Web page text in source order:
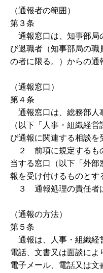
（通報者の範囲）
第３条
通報窓口は、知事部局
び退職者（知事部局の職
の者に限る。）からの通
（通報窓口）
第４条
通報窓口は、総務部人
（以下「人事・組織経
び通報に関連する相談を
２ 前項に規定するも
当する窓口（以下「外部
報を受け付けるものとす
３ 通報処理の責任者
（通報の方法）
第５条
通報は、人事・組織経
電話、文書又は面談によ
電子メール、電話又は文